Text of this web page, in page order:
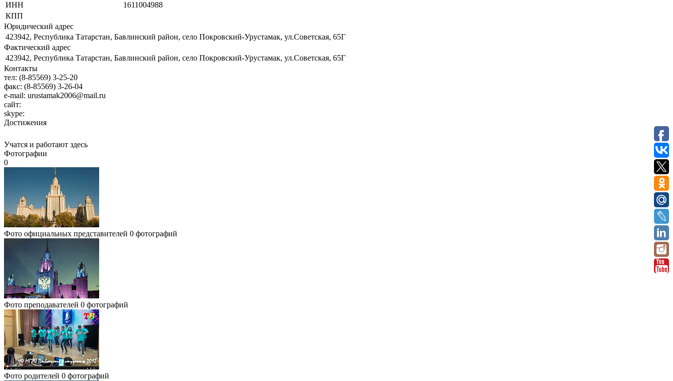
ИНН
1611004988
КПП
Юридический адрес
423942, Республика Татарстан, Бавлинский район, село Покровский-Урустамак, ул.Советская, 65Г
Фактический адрес
423942, Республика Татарстан, Бавлинский район, село Покровский-Урустамак, ул.Советская, 65Г
Контакты
тел: (8-85569) 3-25-20
факс: (8-85569) 3-26-04
e-mail: urustamak2006@mail.ru
сайт:
skype:
Достижения
Учатся и работают здесь
Фотографии
0
Фото официальных представителей 0 фотографий
Фото преподавателей 0 фотографий
Фото родителей 0 фотографий